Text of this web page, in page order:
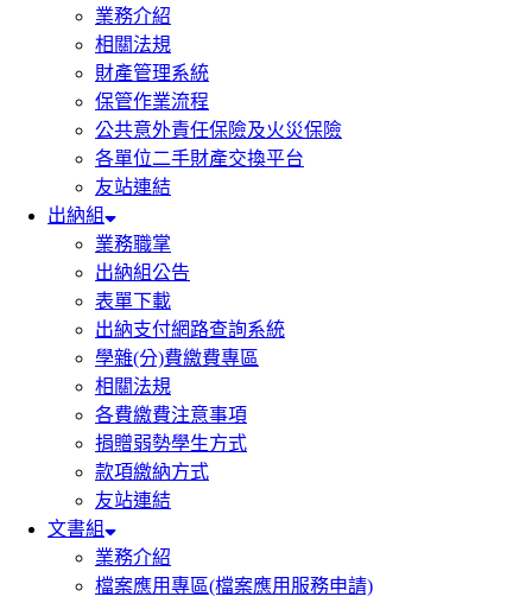
業務介紹
相關法規
財產管理系統
保管作業流程
公共意外責任保險及火災保險
各單位二手財產交換平台
友站連結
出納組
業務職掌
出納組公告
表單下載
出納支付網路查詢系統
學雜(分)費繳費專區
相關法規
各費繳費注意事項
捐贈弱勢學生方式
款項繳納方式
友站連結
文書組
業務介紹
檔案應用專區(檔案應用服務申請)